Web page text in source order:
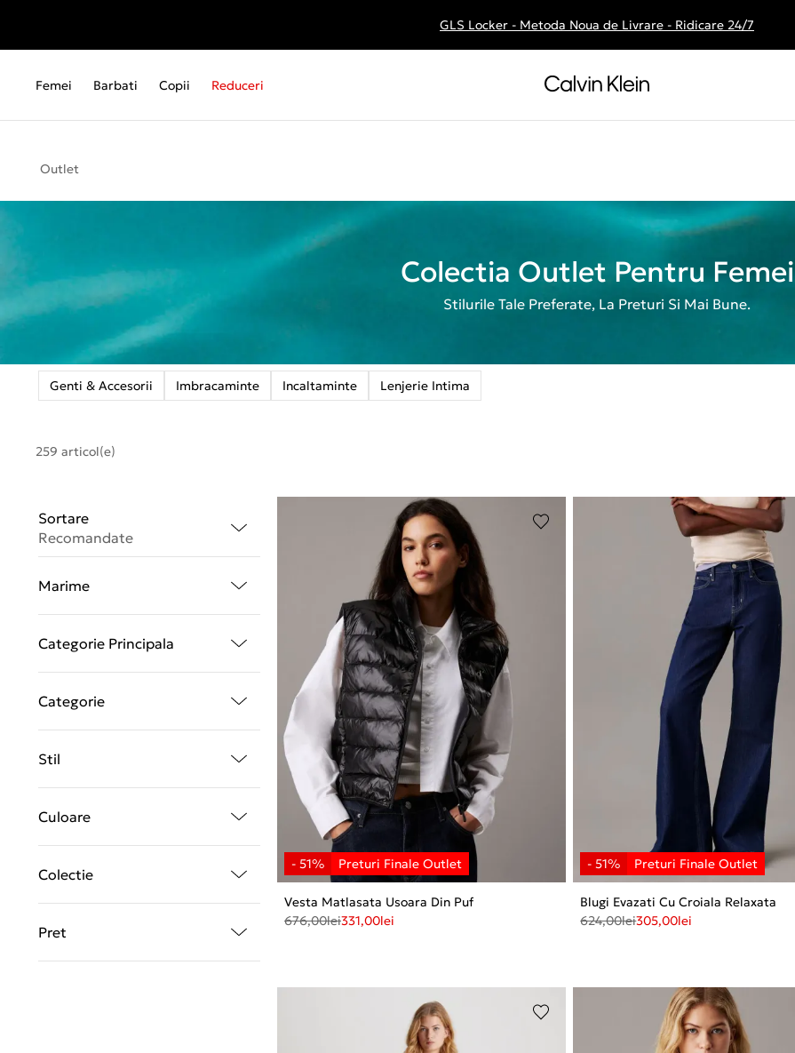
Livrare gratuita la comenzile de peste 250 RON
GLS Locker - Metoda Noua de Livrare - Ridicare 24/7
Femei Barbati Copii Reduceri
Outlet
Colectia Outlet Pentru Femei
Stilurile Tale Preferate, La Preturi Si Mai Bune.
Genti & Accesorii Imbracaminte Incaltaminte Lenjerie Intima
259 articol(e)
Sortare
Recomandate
Marime
Categorie Principala
Categorie
Stil
Culoare
Colectie
Pret
Vesta Matlasata Usoara Din Puf
676,00lei331,00lei
Blugi Evazati Cu Croiala Relaxata
624,00lei305,00lei